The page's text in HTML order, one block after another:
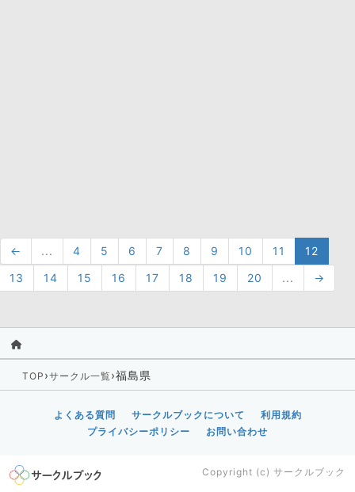
← ... 4 5 6 7 8 9 10 11
12
13
14 15 16 17 18 19 20 ... →
TOP ›サークル一覧›福島県
よくある質問 サークルブックについて
利用規約
プライバシーポリシー
お問い合わせ
Copyright (c) サークルブック